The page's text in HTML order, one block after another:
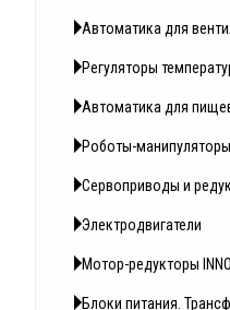
Автоматика для
Регуляторы
Автоматика для
Роботы-
Сервоприводы и
Электродвигатели
Мотор-редукторы
Блоки питания.